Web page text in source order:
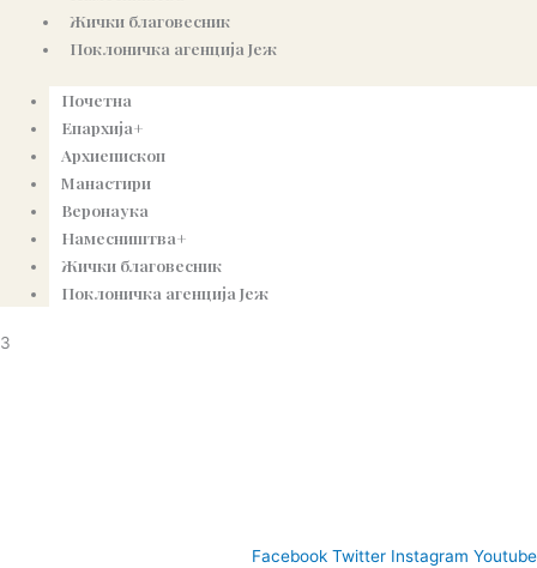
Жички благовесник
Поклоничка агенција Јеж
Почетна
Епархија+
Архиепископ
Манастири
Веронаука
Намесништва+
Жички благовесник
Поклоничка агенција Јеж
3
Facebook Twitter Instagram Youtube